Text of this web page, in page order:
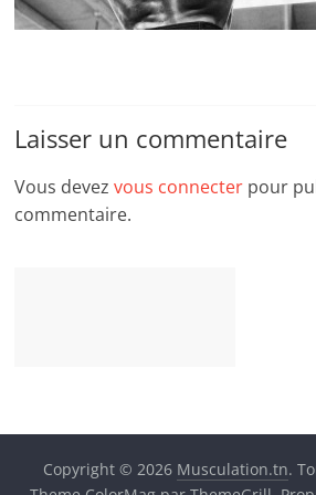
Laisser un commentaire
Vous devezvous connecter pour
commentaire.
Copyright © 2026 Musculation.tn.